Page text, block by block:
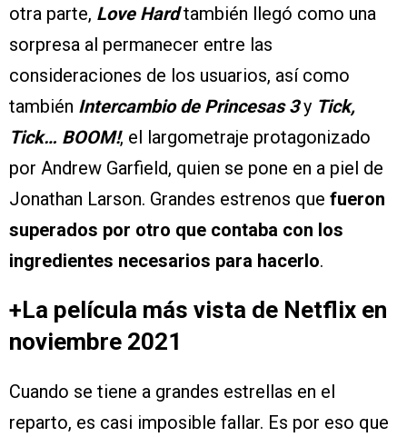
otra parte, Love Hardtambién llegó como una
sorpresa al permanecer entre las
consideraciones de los usuarios, así como
también Intercambio de Princesas 3y Tick,
Tick… BOOM!, el largometraje protagonizado
por Andrew Garfield, quien se pone en a piel de
Jonathan Larson. Grandes estrenos que fueron
superados por otro que contaba con los
ingredientes necesarios para hacerlo.
+La película más vista de Netflix en
noviembre 2021
Cuando se tiene a grandes estrellas en el
reparto, es casi imposible fallar. Es por eso que